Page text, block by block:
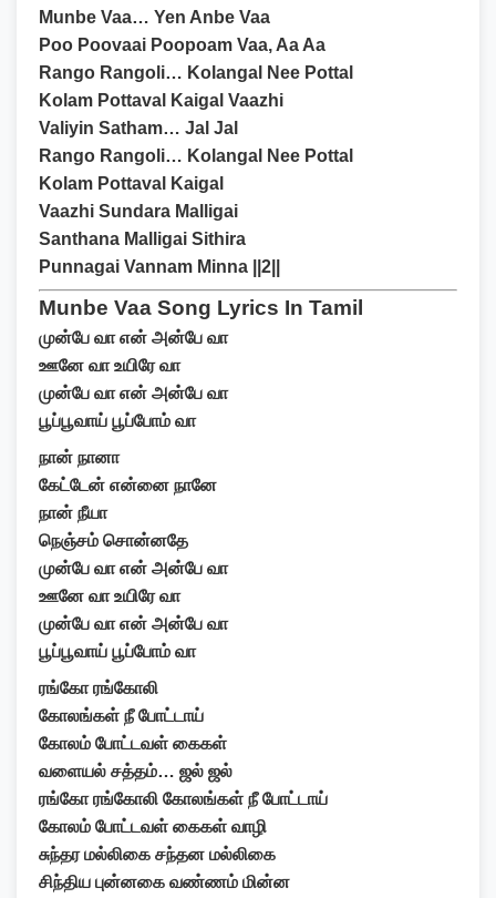
Munbe Vaa… Yen Anbe Vaa
Poo Poovaai Poopoam Vaa, Aa Aa
Rango Rangoli… Kolangal Nee Pottal
Kolam Pottaval Kaigal Vaazhi
Valiyin Satham… Jal Jal
Rango Rangoli… Kolangal Nee Pottal
Kolam Pottaval Kaigal
Vaazhi Sundara Malligai
Santhana Malligai Sithira
Punnagai Vannam Minna ||2||
Munbe Vaa Song Lyrics In Tamil
முன்பே வா என் அன்பே வா
ஊனே வா உயிரே வா
முன்பே வா என் அன்பே வா
பூப்பூவாய் பூப்போம் வா
நான் நானா
கேட்டேன் என்னை நானே
நான் நீயா
நெஞ்சம் சொன்னதே
முன்பே வா என் அன்பே வா
ஊனே வா உயிரே வா
முன்பே வா என் அன்பே வா
பூப்பூவாய் பூப்போம் வா
ரங்கோ ரங்கோலி
கோலங்கள் நீ போட்டாய்
கோலம் போட்டவள் கைகள்
வளையல் சத்தம்… ஜல் ஜல்
ரங்கோ ரங்கோலி கோலங்கள் நீ போட்டாய்
கோலம் போட்டவள் கைகள் வாழி
சுந்தர மல்லிகை சந்தன மல்லிகை
சிந்திய புன்னகை வண்ணம் மின்ன